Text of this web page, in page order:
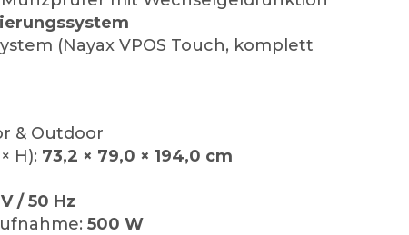
(Nayax VPOS Touch, komplett
& Outdoor
H): 73,2 × 79,0 × 194,0 cm
/ 50 Hz
500 W